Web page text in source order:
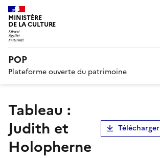
MINISTÈRE
DE LA CULTURE
POP
Plateforme ouverte du patrimoine
tableau :
Judith et
Holopherne
Télécharger